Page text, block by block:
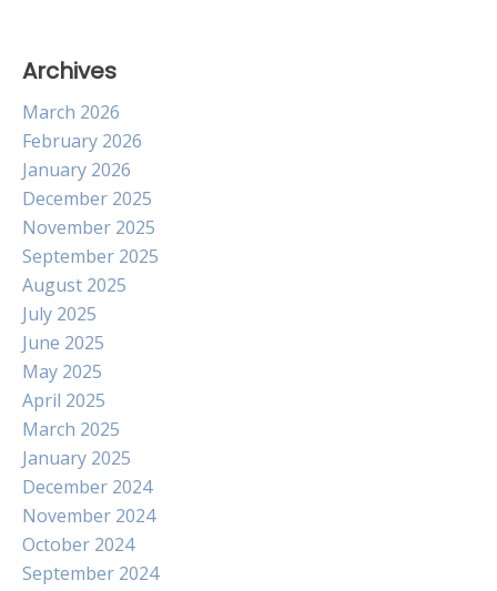
Archives
March 2026
February 2026
January 2026
December 2025
November 2025
September 2025
August 2025
July 2025
June 2025
May 2025
April 2025
March 2025
January 2025
December 2024
November 2024
October 2024
September 2024